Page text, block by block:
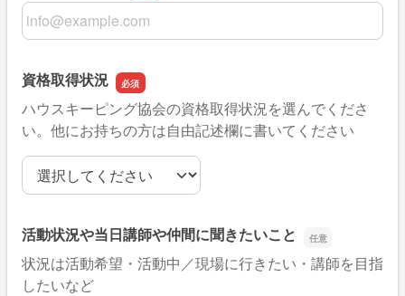
メールアドレス
資格取得状況
ハウスキーピング協会の資格取得状況を選んでくださ
い。他にお持ちの方は自由記述欄に書いてください
資格取得状況
活動状況や当日講師や仲間に聞きたいこと
状況は活動希望・活動中／現場に行きたい・講師を目指
したいなど